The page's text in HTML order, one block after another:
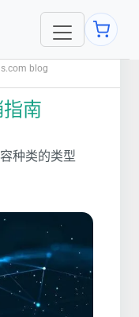
blog
南
种类的类型